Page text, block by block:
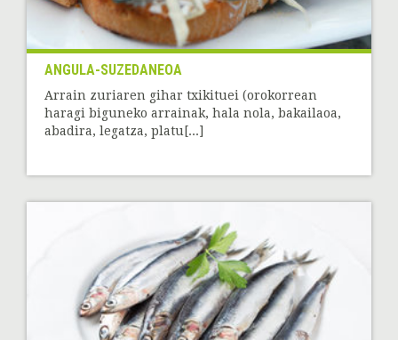
ANGULA-SUZEDANEOA
Arrain zuriaren gihar txikituei (orokorrean
haragi biguneko arrainak, hala nola, bakailaoa,
abadira, legatza, platu[...]